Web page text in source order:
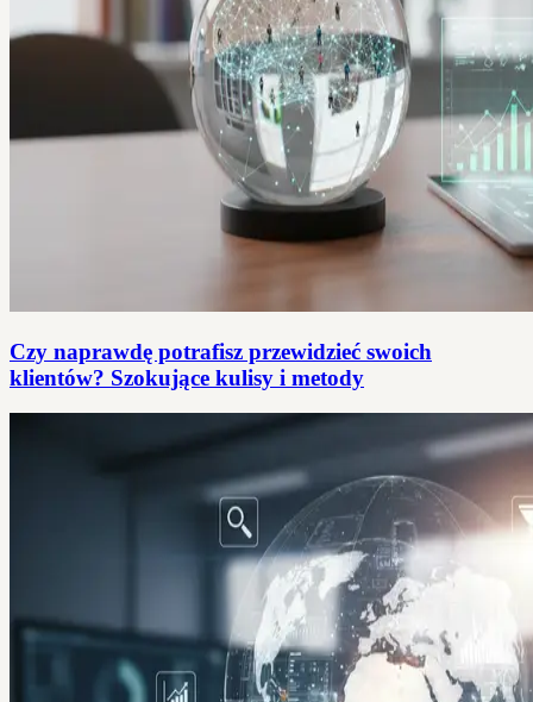
Czy naprawdę potrafisz przewidzieć swoich
klientów? Szokujące kulisy i metody